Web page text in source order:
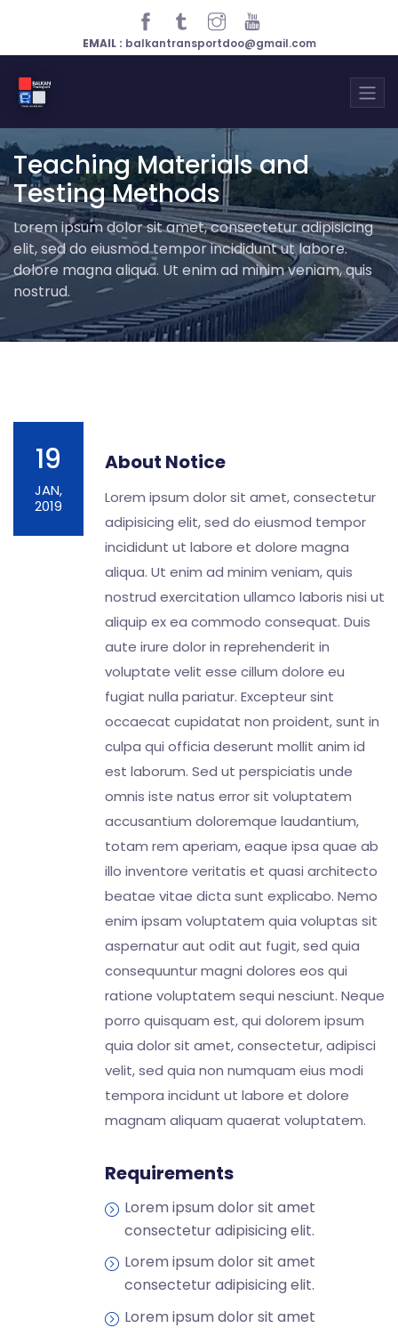
EMAIL : balkantransportdoo@gmail.com
Teaching Materials and
Testing Methods
Lorem ipsum dolor sit amet, consectetur adipisicing
elit, sed do eiusmod tempor incididunt ut labore.
dolore magna aliqua. Ut enim ad minim veniam, quis
nostrud.
19
JAN,
2019
About Notice
Lorem ipsum dolor sit amet, consectetur
adipisicing elit, sed do eiusmod tempor
incididunt ut labore et dolore magna
aliqua. Ut enim ad minim veniam, quis
nostrud exercitation ullamco laboris nisi ut
aliquip ex ea commodo consequat. Duis
aute irure dolor in reprehenderit in
voluptate velit esse cillum dolore eu
fugiat nulla pariatur. Excepteur sint
occaecat cupidatat non proident, sunt in
culpa qui officia deserunt mollit anim id
est laborum. Sed ut perspiciatis unde
omnis iste natus error sit voluptatem
accusantium doloremque laudantium,
totam rem aperiam, eaque ipsa quae ab
illo inventore veritatis et quasi architecto
beatae vitae dicta sunt explicabo. Nemo
enim ipsam voluptatem quia voluptas sit
aspernatur aut odit aut fugit, sed quia
consequuntur magni dolores eos qui
ratione voluptatem sequi nesciunt. Neque
porro quisquam est, qui dolorem ipsum
quia dolor sit amet, consectetur, adipisci
velit, sed quia non numquam eius modi
tempora incidunt ut labore et dolore
magnam aliquam quaerat voluptatem.
Requirements
Lorem ipsum dolor sit amet
consectetur adipisicing elit.
Lorem ipsum dolor sit amet
consectetur adipisicing elit.
Lorem ipsum dolor sit amet